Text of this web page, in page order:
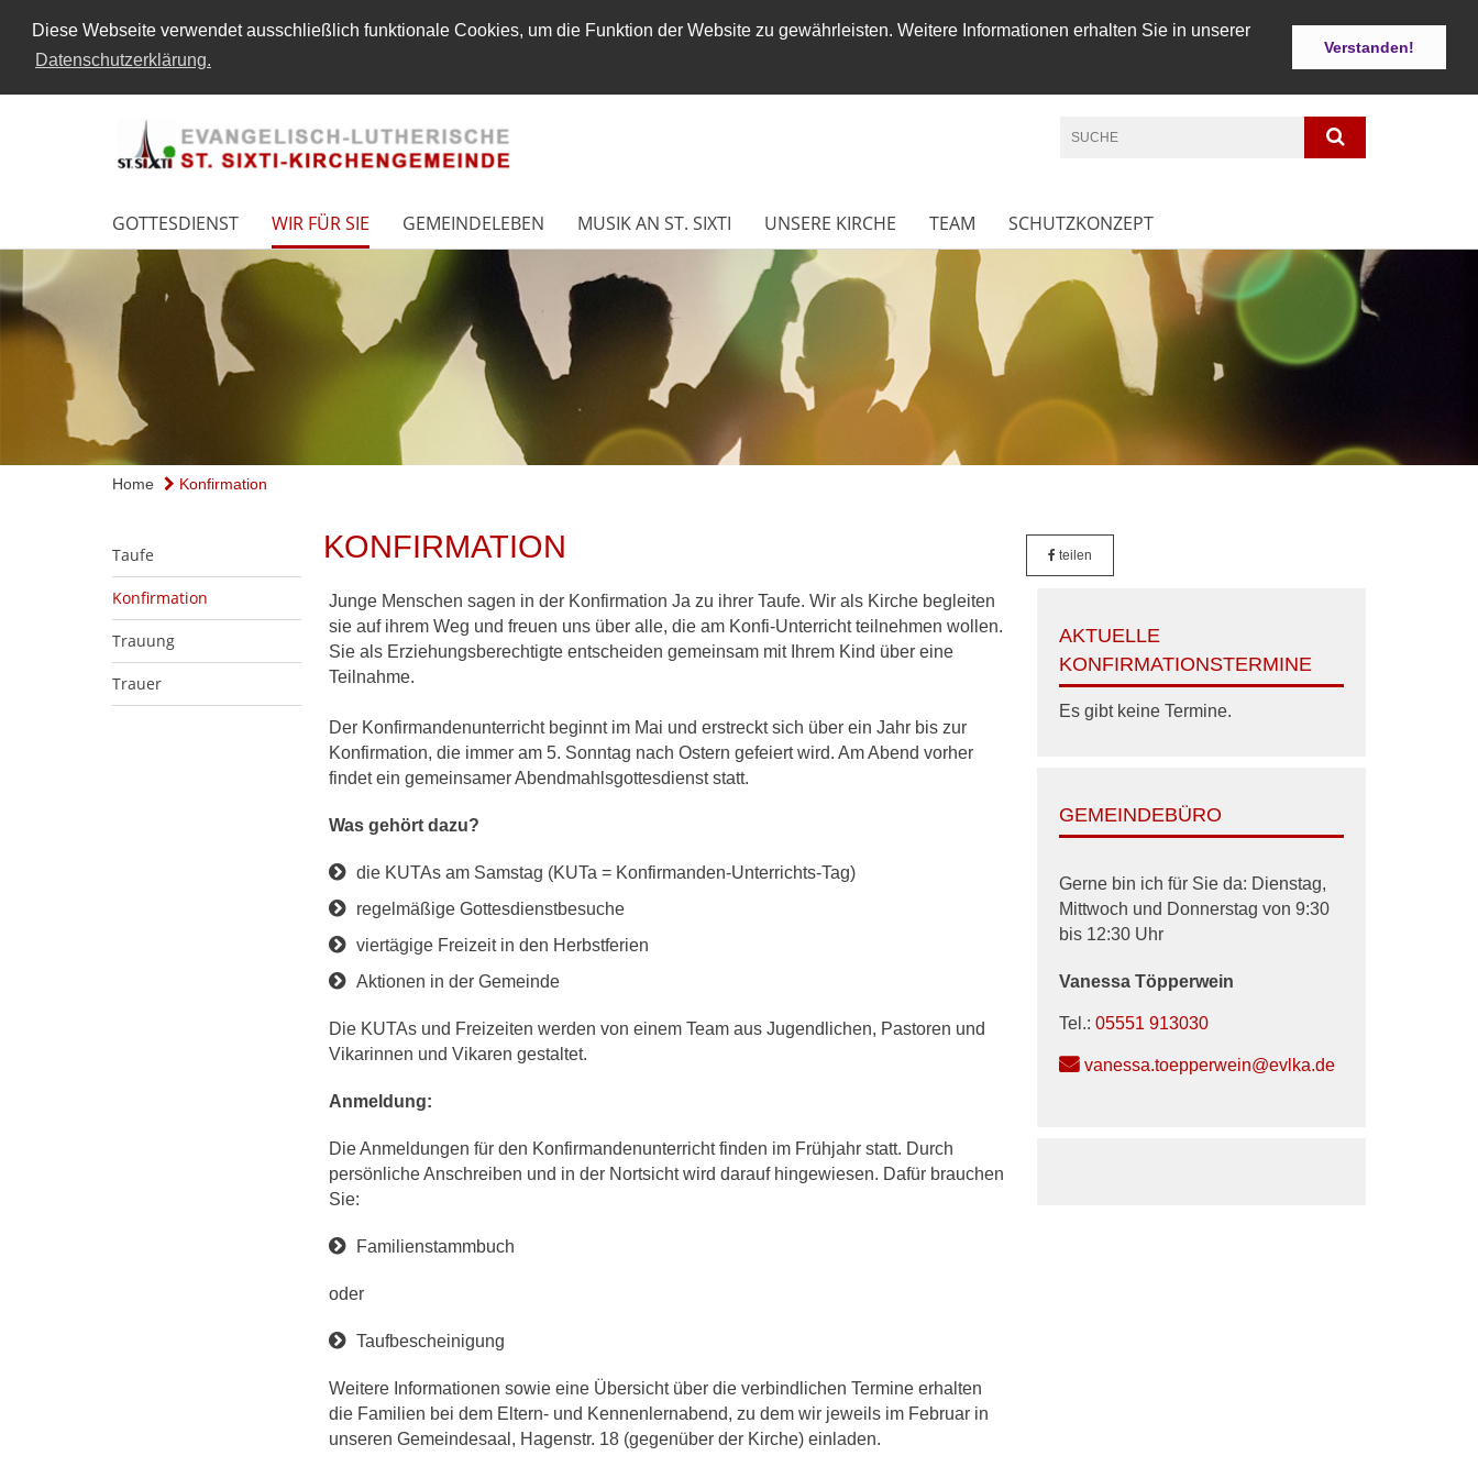
Diese Webseite verwendet ausschließlich funktionale Cookies, um die Funktion der Website zu gewährleisten. Weitere Informationen erhalten Sie in unserer
Datenschutzerklärung.
Verstanden!
GOTTESDIENST WIR FÜR SIE GEMEINDELEBEN MUSIK AN ST. SIXTI UNSERE KIRCHE TEAM SCHUTZKONZEPT
Home Konfirmation
Taufe
Konfirmation
Trauung
Trauer
KONFIRMATION teilen
Junge Menschen sagen in der Konfirmation Ja zu ihrer Taufe. Wir als Kirche begleiten
sie auf ihrem Weg und freuen uns über alle, die am Konfi-Unterricht teilnehmen wollen.
Sie als Erziehungsberechtigte entscheiden gemeinsam mit Ihrem Kind über eine
Teilnahme.
Der Konfirmandenunterricht beginnt im Mai und erstreckt sich über ein Jahr bis zur
Konfirmation, die immer am 5. Sonntag nach Ostern gefeiert wird. Am Abend vorher
findet ein gemeinsamer Abendmahlsgottesdienst statt.
Was gehört dazu?
die KUTAs am Samstag (KUTa = Konfirmanden-Unterrichts-Tag)
regelmäßige Gottesdienstbesuche
viertägige Freizeit in den Herbstferien
Aktionen in der Gemeinde
Die KUTAs und Freizeiten werden von einem Team aus Jugendlichen, Pastoren und
Vikarinnen und Vikaren gestaltet.
Anmeldung:
Die Anmeldungen für den Konfirmandenunterricht finden im Frühjahr statt. Durch
persönliche Anschreiben und in der Nortsicht wird darauf hingewiesen. Dafür brauchen
Sie:
Familienstammbuch
oder
Taufbescheinigung
Weitere Informationen sowie eine Übersicht über die verbindlichen Termine erhalten
die Familien bei dem Eltern- und Kennenlernabend, zu dem wir jeweils im Februar in
unseren Gemeindesaal, Hagenstr. 18 (gegenüber der Kirche) einladen.
AKTUELLE
KONFIRMATIONSTERMINE
Es gibt keine Termine.
GEMEINDEBÜRO
Gerne bin ich für Sie da: Dienstag,
Mittwoch und Donnerstag von 9:30
bis 12:30 Uhr
Vanessa Töpperwein
Tel.: 05551 913030
vanessa.toepperwein@evlka.de